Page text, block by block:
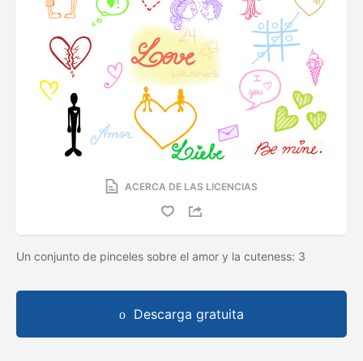
ACERCA DE LAS LICENCIAS
Un conjunto de pinceles sobre el amor y la cuteness: 3
Descarga gratuita